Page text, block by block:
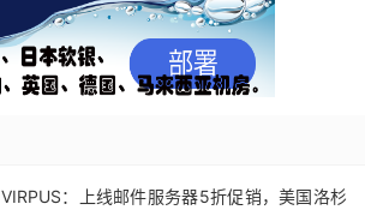
VIRPUS：上线邮件服务器5折促销，美国洛杉